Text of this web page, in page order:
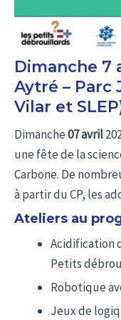
Dimanche 7
Aytré – Parc
Vilar et
Dimanche07 avril
une fête de la
Carbone. De
à partir du CP, les
Ateliers au
Acidification
Petits
Robotique
Jeux de